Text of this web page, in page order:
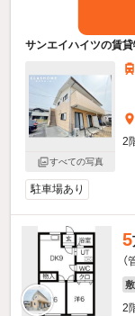
サンエイハイツの賃
すべての写真
2
駐車場あり
5
敷
2